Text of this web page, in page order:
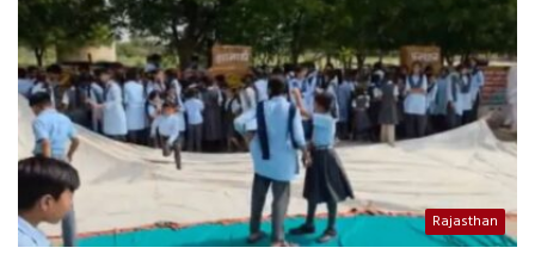
Rajasthan